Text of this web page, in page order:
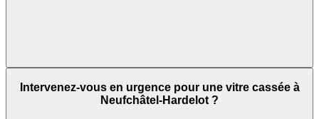
Intervenez-vous en urgence pour une vitre cassée à
Neufchâtel-Hardelot ?